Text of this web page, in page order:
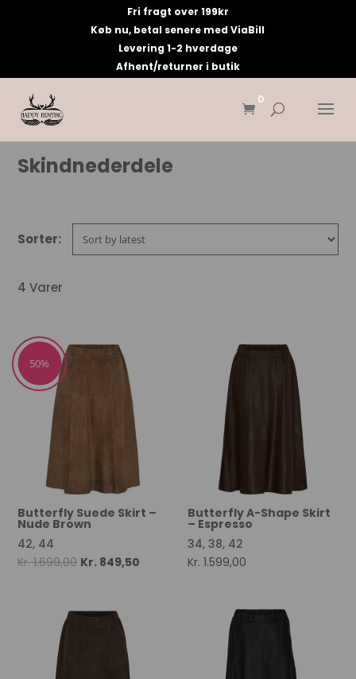
Fri fragt over 199kr
Køb nu, betal senere med ViaBill
Levering 1-2 hverdage
Afhent/returner i butik
0
Skindnederdele
4 Varer
50%
Butterfly Suede Skirt –
Nude Brown
42, 44
Kr.1.699,00 Original
Kr. 1.699,00.
Kr. 849,50
Butterfly A-Shape Skirt
– Espresso
34, 38, 42
Kr. 1.599,00